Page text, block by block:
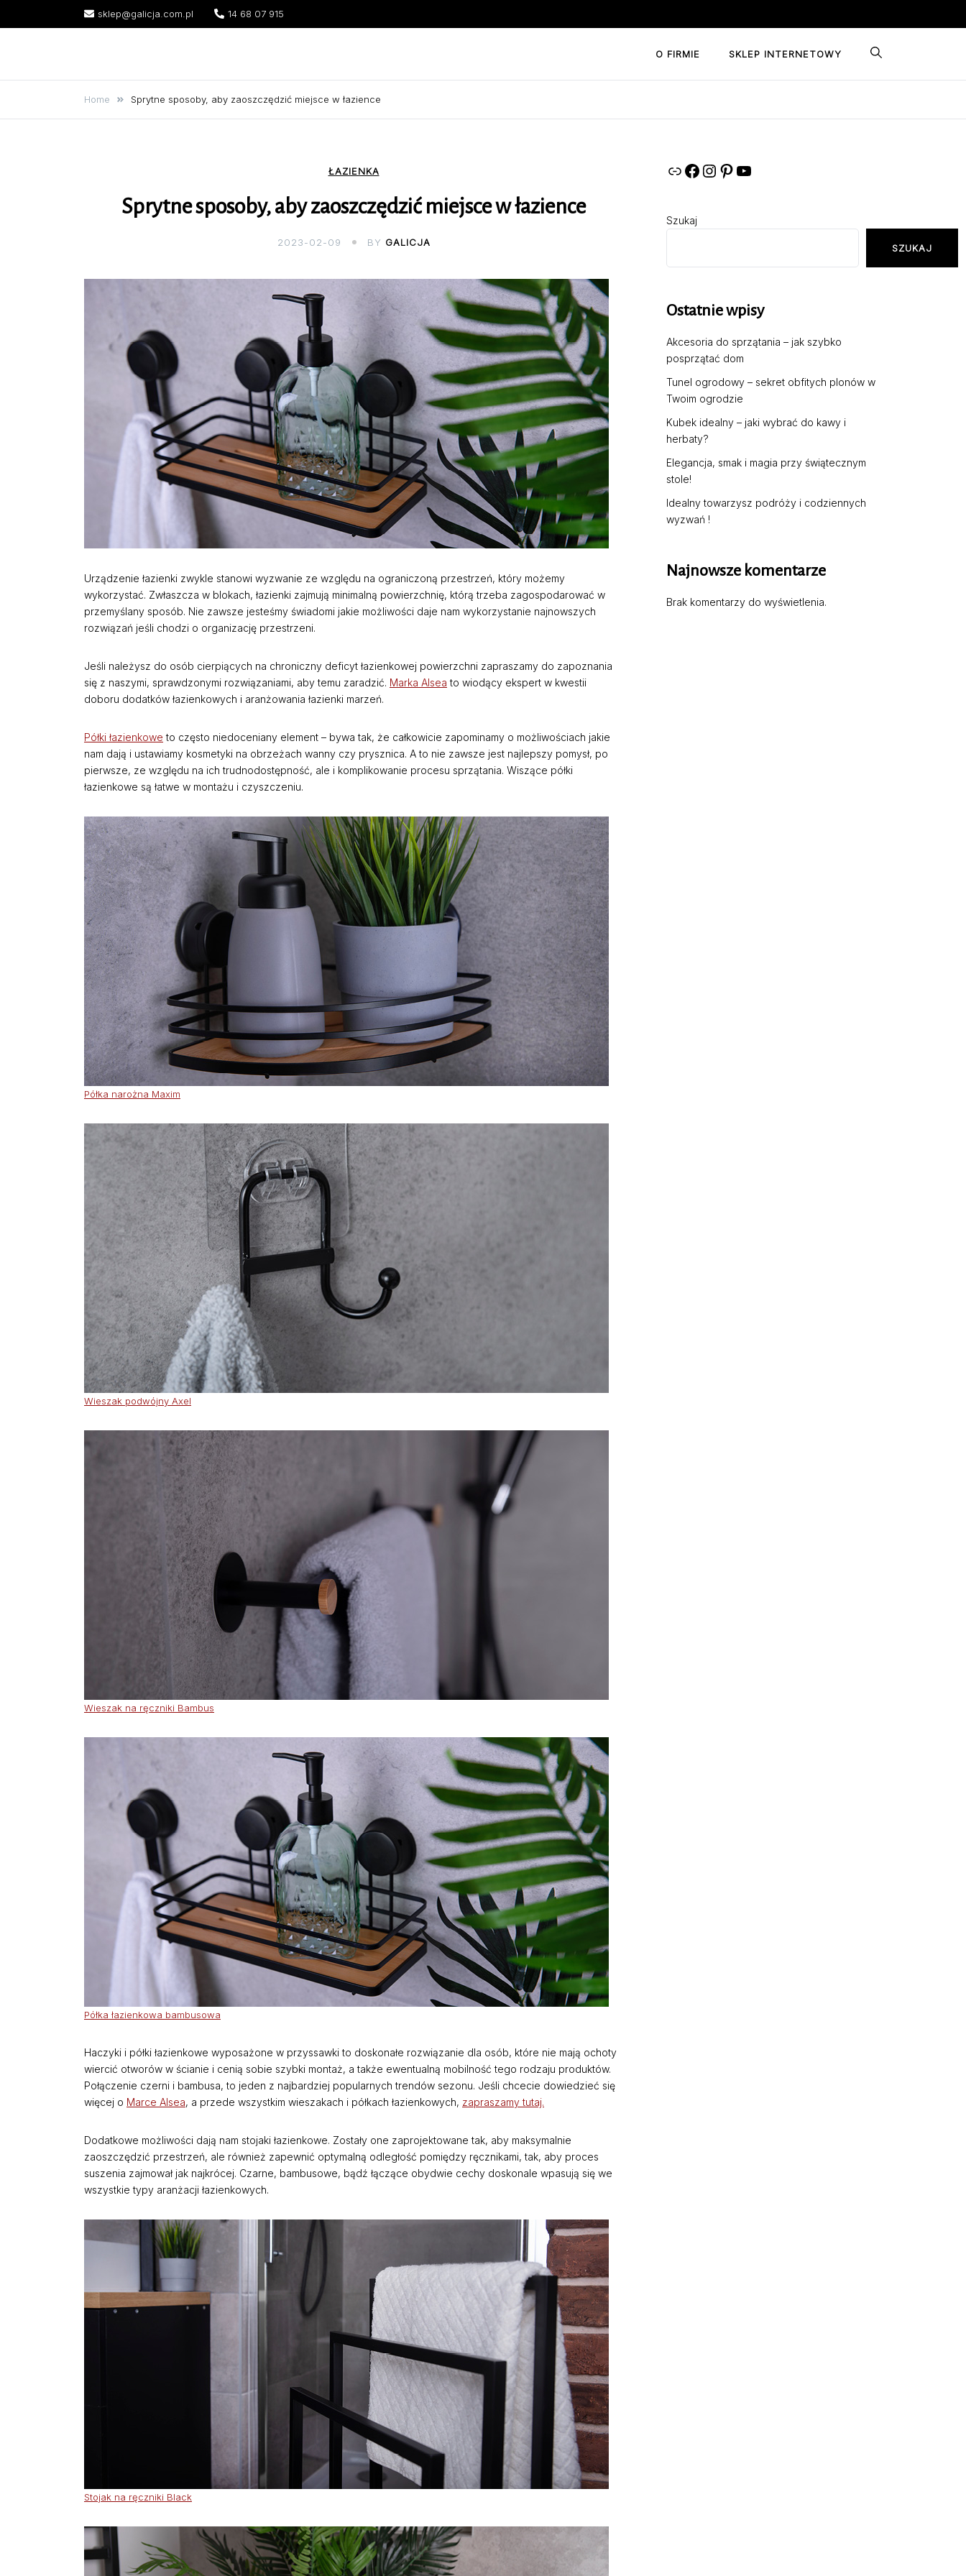
sklep@galicja.com.pl 14 68 07 915
O FIRMIE SKLEP INTERNETOWY
Home Sprytne sposoby, aby zaoszczędzić miejsce w łazience
ŁAZIENKA
Sprytne sposoby, aby zaoszczędzić miejsce w łazience
2023-02-09 BY GALICJA
Urządzenie łazienki zwykle stanowi wyzwanie ze względu na ograniczoną przestrzeń, który możemy
wykorzystać. Zwłaszcza w blokach, łazienki zajmują minimalną powierzchnię, którą trzeba zagospodarować w
przemyślany sposób. Nie zawsze jesteśmy świadomi jakie możliwości daje nam wykorzystanie najnowszych
rozwiązań jeśli chodzi o organizację przestrzeni.
Jeśli należysz do osób cierpiących na chroniczny deficyt łazienkowej powierzchni zapraszamy do zapoznania
się z naszymi, sprawdzonymi rozwiązaniami, aby temu zaradzić. Marka Alsea to wiodący ekspert w kwestii
doboru dodatków łazienkowych i aranżowania łazienki marzeń.
Półki łazienkowe to często niedoceniany element – bywa tak, że całkowicie zapominamy o możliwościach jakie
nam dają i ustawiamy kosmetyki na obrzeżach wanny czy prysznica. A to nie zawsze jest najlepszy pomysł, po
pierwsze, ze względu na ich trudnodostępność, ale i komplikowanie procesu sprzątania. Wiszące półki
łazienkowe są łatwe w montażu i czyszczeniu.
Półka narożna Maxim
Wieszak podwójny Axel
Wieszak na ręczniki Bambus
Półka łazienkowa bambusowa
Haczyki i półki łazienkowe wyposażone w przyssawki to doskonałe rozwiązanie dla osób, które nie mają ochoty
wiercić otworów w ścianie i cenią sobie szybki montaż, a także ewentualną mobilność tego rodzaju produktów.
Połączenie czerni i bambusa, to jeden z najbardziej popularnych trendów sezonu. Jeśli chcecie dowiedzieć się
więcej o Marce Alsea, a przede wszystkim wieszakach i półkach łazienkowych, zapraszamy tutaj.
Dodatkowe możliwości dają nam stojaki łazienkowe. Zostały one zaprojektowane tak, aby maksymalnie
zaoszczędzić przestrzeń, ale również zapewnić optymalną odległość pomiędzy ręcznikami, tak, aby proces
suszenia zajmował jak najkrócej. Czarne, bambusowe, bądź łączące obydwie cechy doskonale wpasują się we
wszystkie typy aranżacji łazienkowych.
Stojak na ręczniki Black
LinkFacebook
Instagram
Pinterest
YouTube
Szukaj
SZUKAJ
Ostatnie wpisy
Akcesoria do sprzątania – jak szybko
posprzątać dom
Tunel ogrodowy – sekret obfitych plonów w
Twoim ogrodzie
Kubek idealny – jaki wybrać do kawy i
herbaty?
Elegancja, smak i magia przy świątecznym
stole!
Idealny towarzysz podróży i codziennych
wyzwań !
Najnowsze komentarze
Brak komentarzy do wyświetlenia.